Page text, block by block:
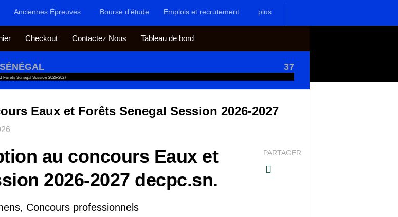
Anciennes Épreuves Bourse d’étude Emplois et recrutement plus
Checkout Contactez Nous Tableau de bord
37
Senegal Session 2026-2027
Eaux et Forêts Senegal Session 2026-2027
au concours Eaux et
2026-2027 decpc.sn.
Concours professionnels
PARTAGER